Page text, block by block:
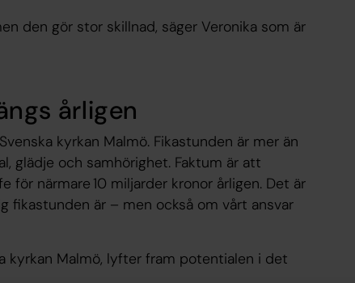
den gör stor skillnad, säger Veronika som är
årligen
kyrkan Malmö. Fikastunden är mer än
glädje och samhörighet. Faktum är att
för närmare 10 miljarder kronor årligen. Det är
fikastunden är – men också om vårt ansvar
kyrkan Malmö, lyfter fram potentialen i det